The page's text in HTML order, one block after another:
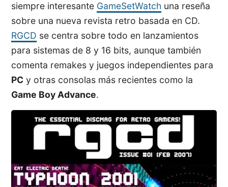
siempre interesante GameSetWatch una reseña
sobre una nueva revista retro basada en CD.
RGCD se centra sobre todo en lanzamientos
para sistemas de 8 y 16 bits, aunque también
comenta remakes y juegos independientes para
PC y otras consolas más recientes como la
Game Boy Advance.